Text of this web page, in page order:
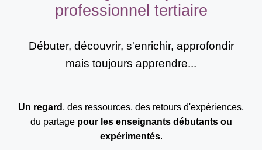
professionnel tertiaire
Débuter, découvrir, s'enrichir, approfondir
mais toujours apprendre...
Un regard , des ressources, des retours d'expériences,
du partage pour les enseignants débutants ou
expérimentés.